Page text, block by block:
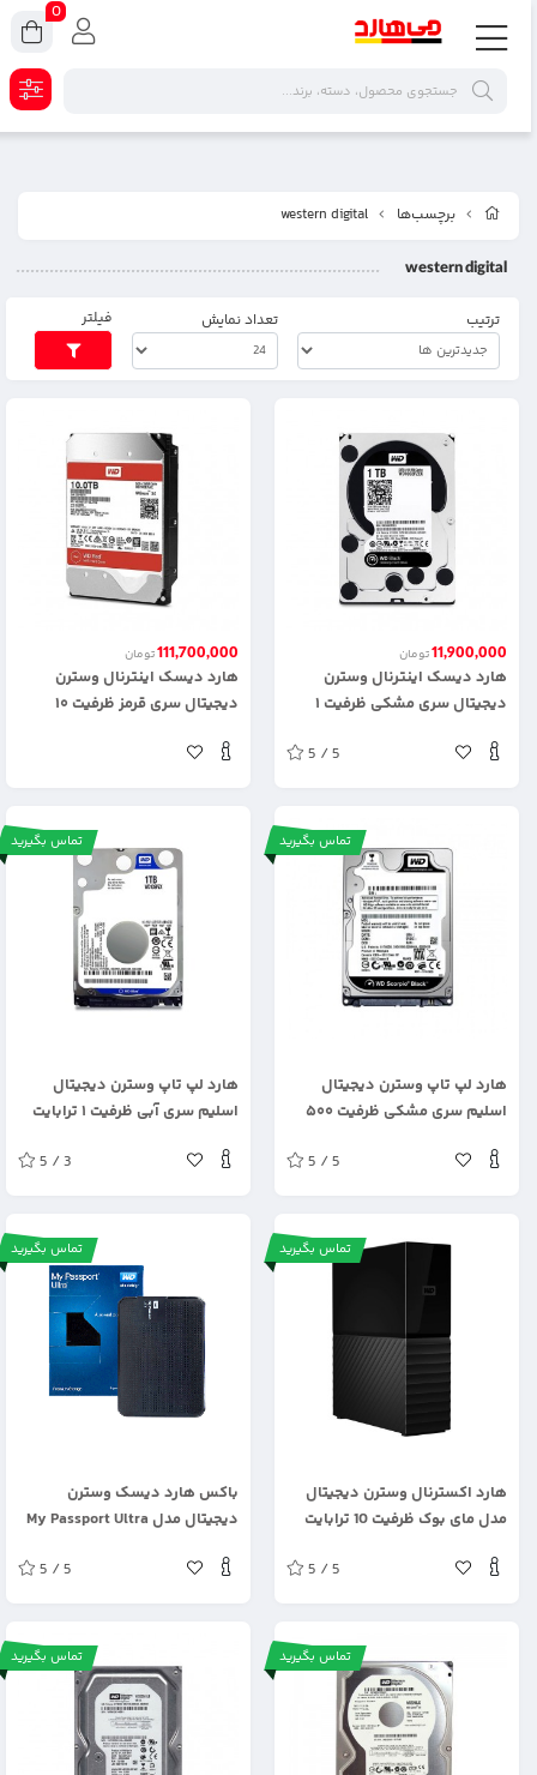
برچسب‌ها western digital
western digital
ترتیب تعداد نمایش فیلتر
11,900,000تومان
هارد دیسک اینترنال وسترن
دیجیتال سری مشکی ظرفیت ۱
5 / 5
111,700,000تومان
هارد دیسک اینترنال وسترن
دیجیتال سری قرمز ظرفیت ۱۰
تماس بگیرید
هارد لپ تاپ وسترن دیجیتال
اسلیم سری مشکی ظرفیت ۵۰۰
5 / 5
تماس بگیرید
هارد لپ تاپ وسترن دیجیتال
اسلیم سری آبی ظرفیت ۱ ترابایت
5 / 3
تماس بگیرید
هارد اکسترنال وسترن دیجیتال
مدل مای بوک ظرفیت 10 ترابایت
5 / 5
تماس بگیرید
باکس هارد دیسک وسترن
دیجیتال مدل My Passport Ultra
5 / 5
تماس بگیرید تماس بگیرید
0